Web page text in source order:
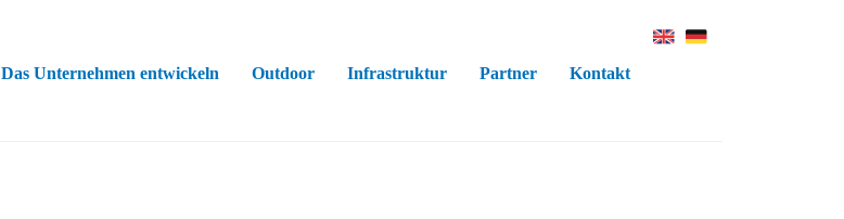
Das Unternehmen entwickeln Outdoor Infrastruktur Partner Kontakt